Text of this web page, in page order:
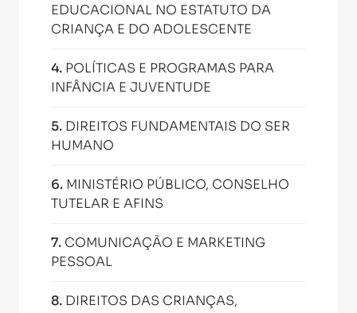
EDUCACIONAL NO ESTATUTO DA
CRIANÇA E DO ADOLESCENTE
4. POLÍTICAS E PROGRAMAS PARA
INFÂNCIA E JUVENTUDE
5. DIREITOS FUNDAMENTAIS DO SER
HUMANO
6. MINISTÉRIO PÚBLICO, CONSELHO
TUTELAR E AFINS
7. COMUNICAÇÃO E MARKETING
PESSOAL
8. DIREITOS DAS CRIANÇAS,